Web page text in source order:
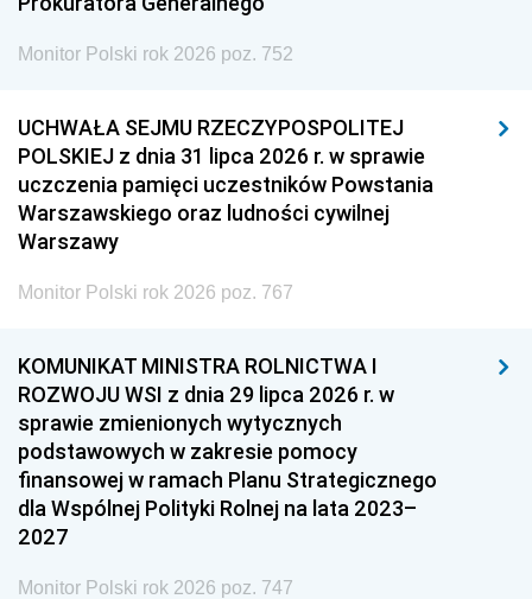
Monitor Polski rok 2026 poz. 752
UCHWAŁA SEJMU RZECZYPOSPOLITEJ
POLSKIEJ z dnia 31 lipca 2026 r. w sprawie
uczczenia pamięci uczestników Powstania
Warszawskiego oraz ludności cywilnej
Warszawy
Monitor Polski rok 2026 poz. 767
KOMUNIKAT MINISTRA ROLNICTWA I
ROZWOJU WSI z dnia 29 lipca 2026 r. w
sprawie zmienionych wytycznych
podstawowych w zakresie pomocy
finansowej w ramach Planu Strategicznego
dla Wspólnej Polityki Rolnej na lata 2023–
2027
Monitor Polski rok 2026 poz. 747